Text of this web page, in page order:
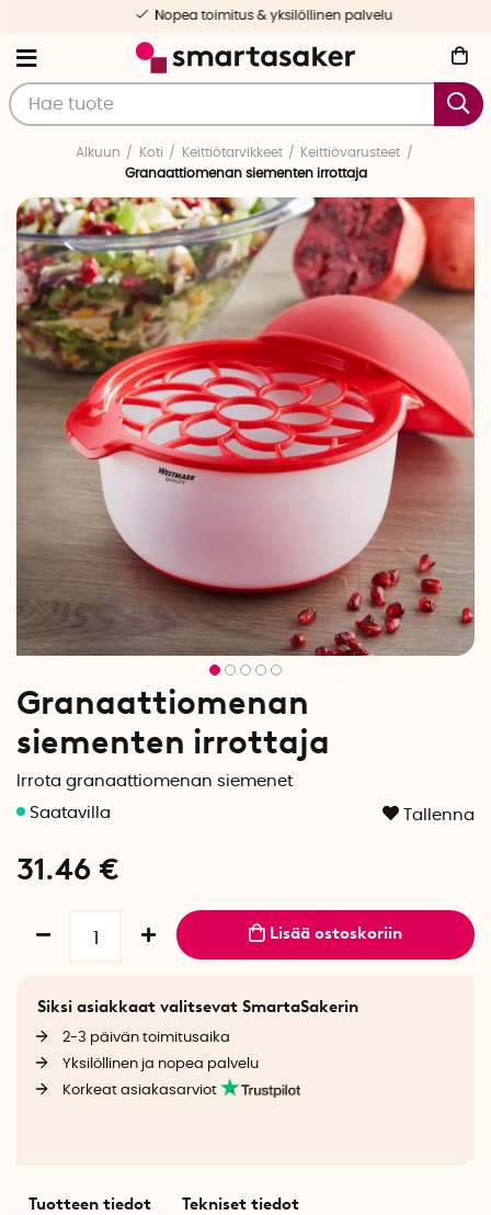
Nopea toimitus & yksilöllinen palvelu
Alkuun Koti Keittiötarvikkeet
Keittiövarusteet
Granaattiomenan siementen irrottaja
Granaattiomenan
siementen irrottaja
Irrota granaattiomenan siemenet
Tallenna
31.46 €
Lisää ostoskoriin
Siksi asiakkaat valitsevat SmartaSakerin
2-3 päivän toimitusaika
Yksilöllinen ja nopea palvelu
Korkeat asiakasarviot
Tuotteen tiedot Tekniset tiedot